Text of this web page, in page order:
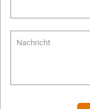
Nachricht